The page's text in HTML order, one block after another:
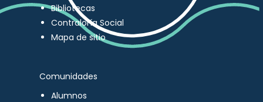
Bibliotecas
Contraloría Social
Mapa de sitio
Comunidades
Alumnos